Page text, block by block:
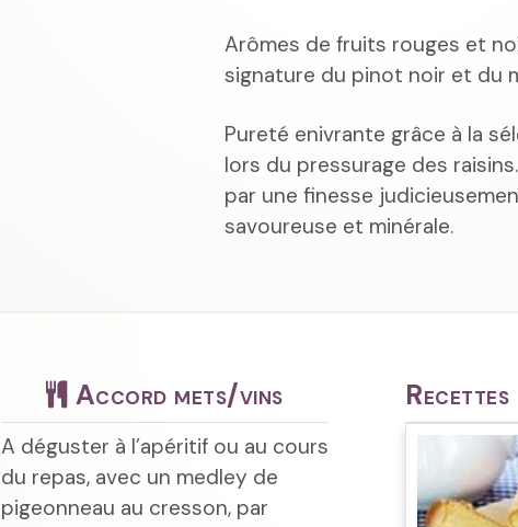
Arômes de fruits rouges et
signature du pinot noir et du
Pureté enivrante grâce à la
lors du pressurage des
par une finesse
savoureuse et minérale.
Accord mets/vins
A déguster à l’apéritif ou au cours
du repas, avec un medley de
pigeonneau au cresson, par
Recettes